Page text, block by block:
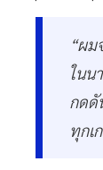
“ผม
ในน
กดดั
ทุกเ